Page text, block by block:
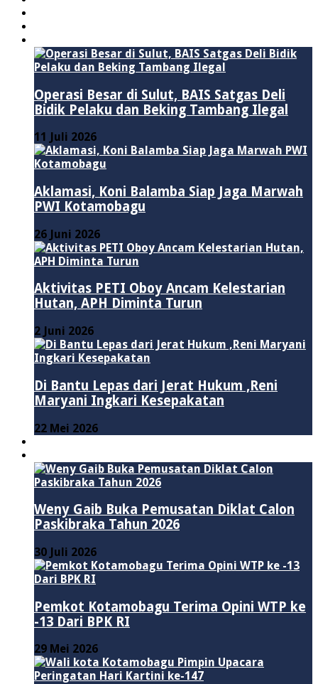
Operasi Besar di Sulut, BAIS Satgas Deli
Bidik Pelaku dan Beking Tambang Ilegal
11 Juli 2026
Aklamasi, Koni Balamba Siap Jaga Marwah
PWI Kotamobagu
26 Juni 2026
Aktivitas PETI Oboy Ancam Kelestarian
Hutan, APH Diminta Turun
2 Juni 2026
Di Bantu Lepas dari Jerat Hukum ,Reni
Maryani Ingkari Kesepakatan
22 Mei 2026
Weny Gaib Buka Pemusatan Diklat Calon
Paskibraka Tahun 2026
30 Juli 2026
Pemkot Kotamobagu Terima Opini WTP ke
-13 Dari BPK RI
29 Mei 2026